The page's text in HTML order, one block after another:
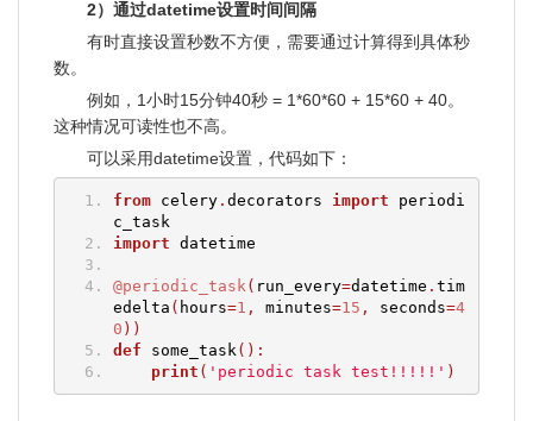
2）通过datetime设置时间间隔
有时直接设置秒数不方便，需要通过计算得到具体秒
数。
例如，1小时15分钟40秒 = 1*60*60 + 15*60 + 40。
这种情况可读性也不高。
可以采用datetime设置，代码如下：
from celery. decorators import periodi
c_task
import datetime
@periodic_task ( run_every=datetime . tim
edelta ( hours=1 , minutes=15 , seconds=4
0 ))
def some_task ():
print ( 'periodic task test!!!!!' )